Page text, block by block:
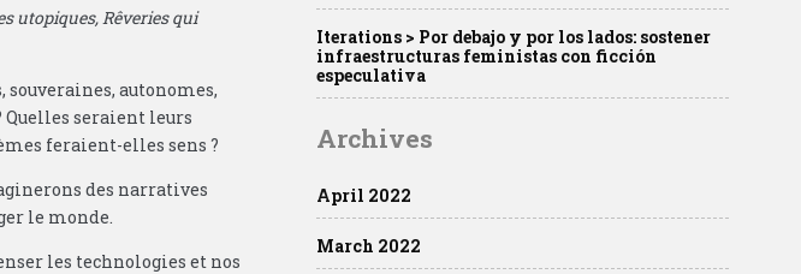
utopiques, Rêveries qui
autonomes,
seraient leurs
feraient-elles sens ?
des narratives
le monde.
les technologies et nos
Iterations > Por debajo y por los lados: sostener
infraestructuras feministas con ficción
especulativa
Archives
April 2022
March 2022